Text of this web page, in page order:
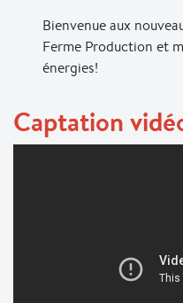
Bienvenue aux
Ferme Production et
énergies!
Captation